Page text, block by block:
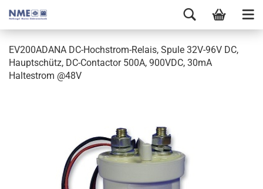
EV200ADANA DC-Hochstrom-Relais, Spule 32V-96V DC,
Hauptschütz, DC-Contactor 500A, 900VDC, 30mA
Haltestrom @48V